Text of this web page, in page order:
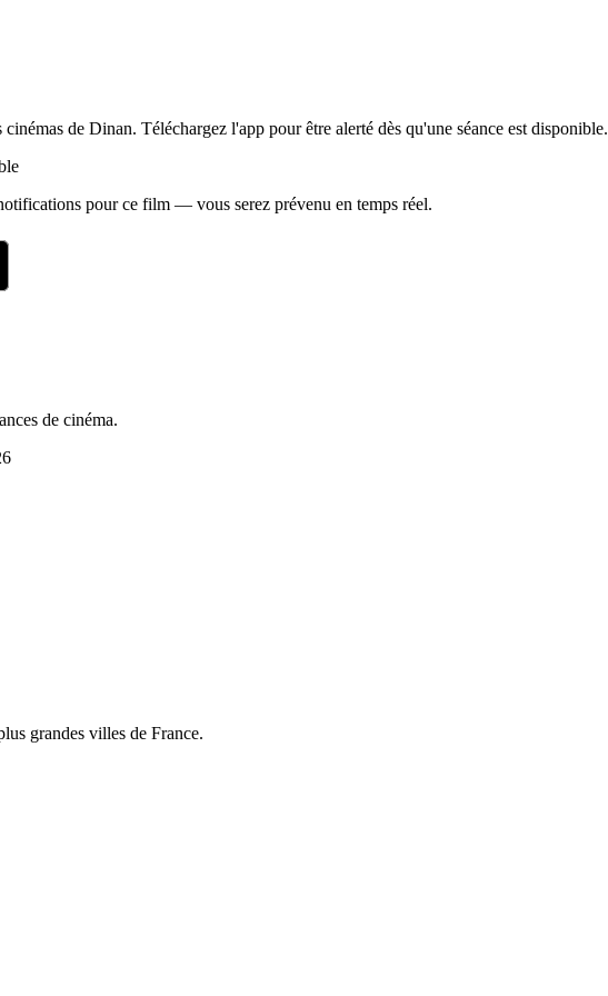
cinémas de Dinan. Téléchargez l'app pour être alerté dès qu'une séance est disponible.
pour ce film — vous serez prévenu en temps réel.
de cinéma.
grandes villes de France.